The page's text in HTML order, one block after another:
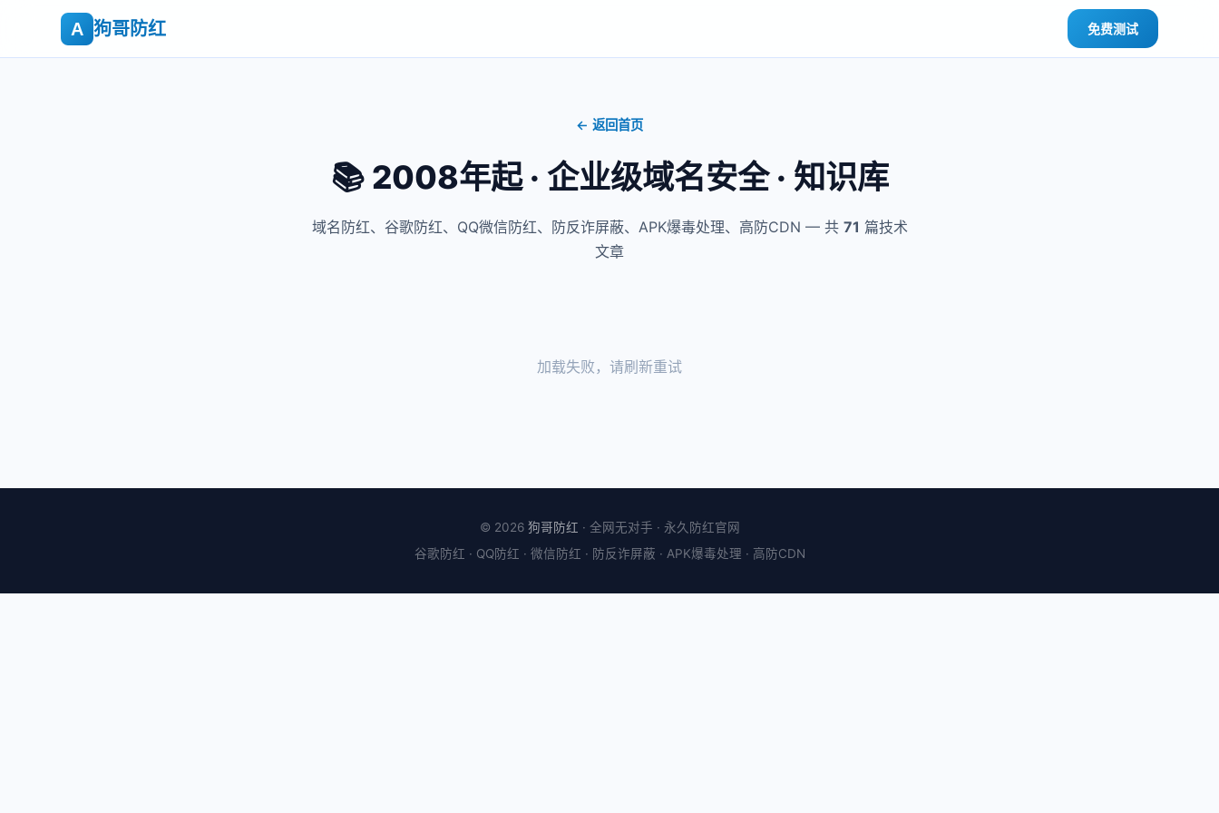
A 狗哥防红 免费测试
← 返回首页
📚 2008年起 · 企业级域名安全 · 知识库
域名防红、谷歌防红、QQ微信防红、防反诈屏蔽、APK爆毒处理、高防CDN — 共 71 篇技术
文章
加载失败，请刷新重试
© 2026 狗哥防红 · 全网无对手 · 永久防红官网
谷歌防红 · QQ防红 · 微信防红 · 防反诈屏蔽 · APK爆毒处理 · 高防CDN